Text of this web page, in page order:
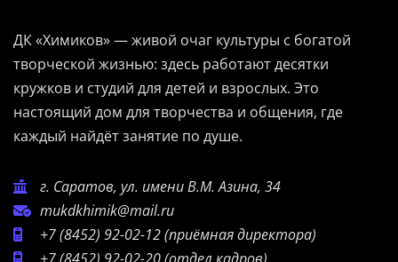
ДК «Химиков» — живой очаг культуры с богатой
творческой жизнью: здесь работают десятки
кружков и студий для детей и взрослых. Это
настоящий дом для творчества и общения, где
каждый найдёт занятие по душе.
г. Саратов, ул. имени В.М. Азина, 34
mukdkhimik@mail.ru
+7 (8452) 92-02-12(приёмная директора)